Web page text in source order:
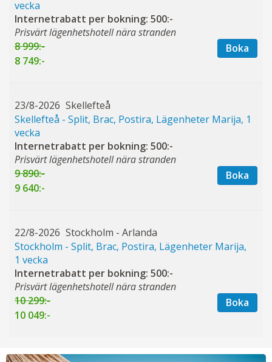
vecka
Internetrabatt per bokning: 500:-
Prisvärt lägenhetshotell nära stranden
8 999:-
8 749:-
Boka
23/8-2026 Skellefteå
Skellefteå - Split, Brac, Postira, Lägenheter Marija, 1
vecka
Internetrabatt per bokning: 500:-
Prisvärt lägenhetshotell nära stranden
9 890:-
9 640:-
Boka
22/8-2026 Stockholm - Arlanda
Stockholm - Split, Brac, Postira, Lägenheter Marija,
1 vecka
Internetrabatt per bokning: 500:-
Prisvärt lägenhetshotell nära stranden
10 299:-
10 049:-
Boka